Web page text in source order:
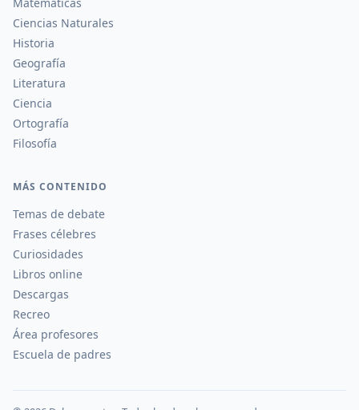
Ciencias Naturales
Historia
Geografía
Literatura
Ciencia
Ortografía
Filosofía
MÁS CONTENIDO
Temas de debate
Frases célebres
Curiosidades
Libros online
Descargas
Recreo
Área profesores
Escuela de padres